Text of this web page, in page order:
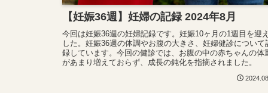
【妊娠36週】妊婦の記録 2024年8月
今回は妊娠36週の妊婦記録です。妊娠10ヶ月の1週目を迎
した。妊娠36週の体調やお腹の大きさ、妊婦健診について
録しています。今回の健診では、お腹の中の赤ちゃんの体
があまり増えておらず、成長の鈍化を指摘されました。